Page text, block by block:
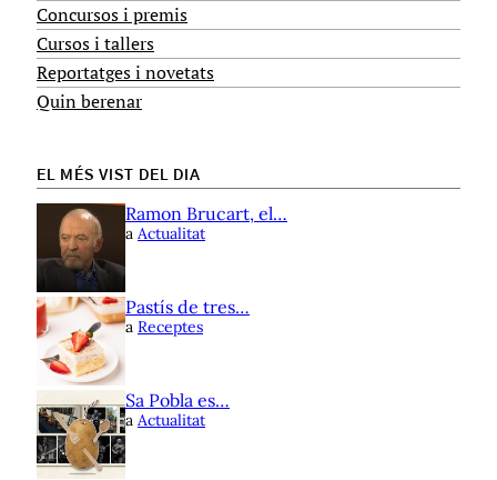
Concursos i premis
Cursos i tallers
Reportatges i novetats
Quin berenar
EL MÉS VIST DEL DIA
Ramon Brucart, el…
a Actualitat
Pastís de tres…
a Receptes
Sa Pobla es…
a Actualitat